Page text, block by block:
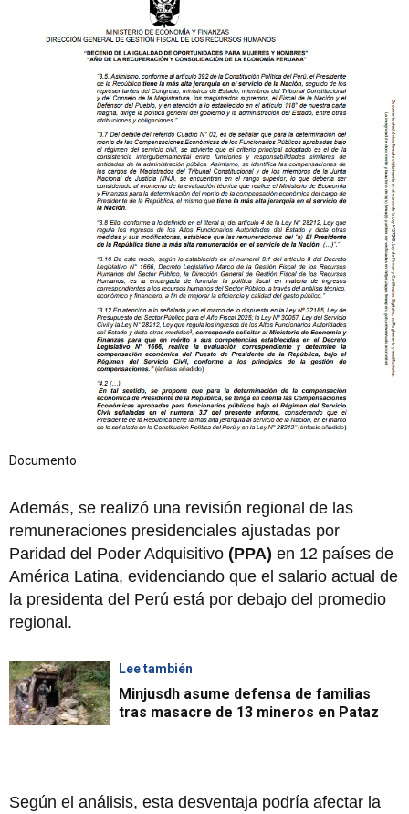
Documento
Además, se realizó una revisión regional de las
remuneraciones presidenciales ajustadas por
Paridad del Poder Adquisitivo (PPA) en 12 países de
América Latina, evidenciando que el salario actual de
la presidenta del Perú está por debajo del promedio
regional.
Lee también
Minjusdh asume defensa de familias
tras masacre de 13 mineros en Pataz
Según el análisis, esta desventaja podría afectar la